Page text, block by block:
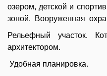
озером, детской и
зоной. Вооруженная
Рельефный участок.
архитектором.
Удобная планировка.